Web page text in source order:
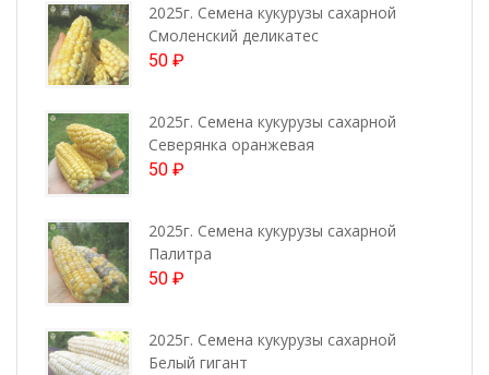
2025г. Семена кукурузы сахарной
Смоленский деликатес
50 ₽
2025г. Семена кукурузы сахарной
Северянка оранжевая
50 ₽
2025г. Семена кукурузы сахарной
Палитра
50 ₽
2025г. Семена кукурузы сахарной
Белый гигант